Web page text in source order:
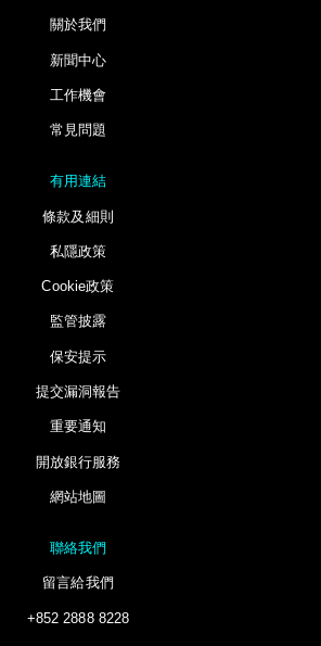
關於我們
新聞中心
工作機會
常見問題
有用連結
條款及細則
私隱政策
Cookie政策
監管披露
保安提示
提交漏洞報告
重要通知
開放銀行服務
網站地圖
聯絡我們
留言給我們
+852 2888 8228